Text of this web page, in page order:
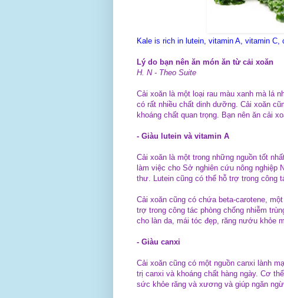
Kale is rich in lutein, vitamin A, vitamin C,
Lý do bạn nên ăn món ăn từ cải xoăn
H. N - Theo Suite
Cải xoăn là một loại rau màu xanh mà lá
có rất nhiều chất dinh dưỡng. Cải xoăn
khoáng chất quan trọng. Bạn nên ăn cải
- Giàu lutein và vitamin A
Cải xoăn là một trong những nguồn tốt
làm việc cho Sở nghiên cứu nông nghiệp
thư. Lutein cũng có thể hỗ trợ trong công
Cải xoăn cũng có chứa beta-carotene,
trợ trong công tác phòng chống nhiễm
cho làn da, mái tóc đẹp, răng nướu khỏe
- Giàu canxi
Cải xoăn cũng có một nguồn canxi lành
trị canxi và khoáng chất hàng ngày. Cơ
sức khỏe răng và xương và giúp ngăn